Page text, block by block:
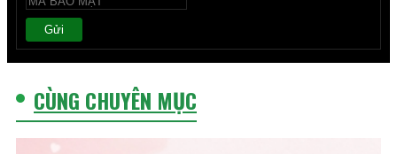
Gửi
CÙNG CHUYÊN MỤC